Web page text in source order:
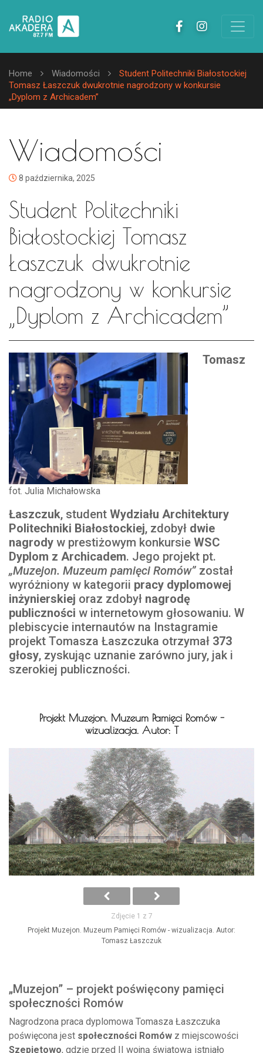
Home Wiadomości
Student Politechniki Białostockiej
Tomasz Łaszczuk dwukrotnie nagrodzony w konkursie
„Dyplom z Archicadem”
Wiadomości
8 października, 2025
Student Politechniki
Białostockiej Tomasz
Łaszczuk dwukrotnie
nagrodzony w konkursie
„Dyplom z Archicadem”
fot. Julia Michałowska
Tomasz
Łaszczuk, student Wydziału Architektury
Politechniki Białostockiej, zdobył dwie
nagrody w prestiżowym konkursie WSC
Dyplom z Archicadem. Jego projekt pt.
„Muzejon. Muzeum pamięci Romów” został
wyróżniony w kategorii pracy dyplomowej
inżynierskiej oraz zdobył nagrodę
publiczności w internetowym głosowaniu. W
plebiscycie internautów na Instagramie
projekt Tomasza Łaszczuka otrzymał 373
głosy, zyskując uznanie zarówno jury, jak i
szerokiej publiczności.
Projekt Muzejon. Muzeum Pamięci Romów -
wizualizacja. Autor: T
Zdjęcie 1 z 7
Projekt Muzejon. Muzeum Pamięci Romów - wizualizacja. Autor:
Tomasz Łaszczuk
„Muzejon” – projekt poświęcony pamięci
społeczności Romów
Nagrodzona praca dyplomowa Tomasza Łaszczuka
poświęcona jest społeczności Romów z miejscowości
Szepietowo, gdzie przed II wojną światową istniało